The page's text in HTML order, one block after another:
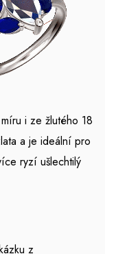
i ze žlutého 18
a je ideální pro
ryzí ušlechtilý
z